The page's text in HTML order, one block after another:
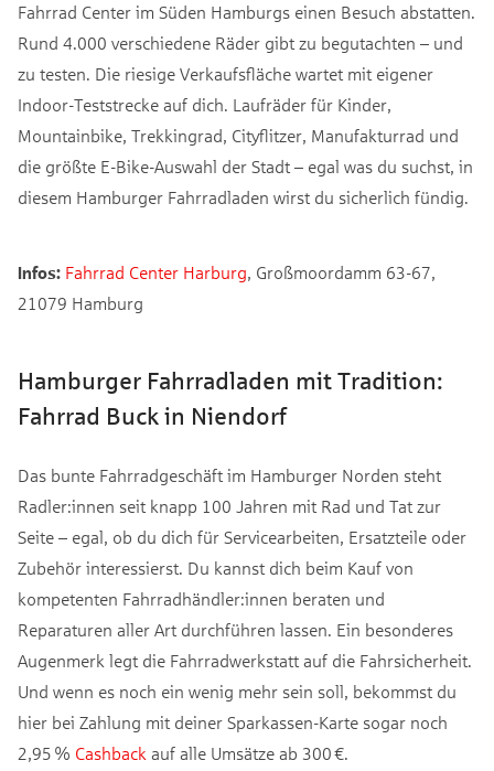
Fahrrad Center im Süden Hamburgs einen Besuch abstatten.
Rund 4.000 verschiedene Räder gibt zu begutachten – und
zu testen. Die riesige Verkaufsfläche wartet mit eigener
Indoor-Teststrecke auf dich. Laufräder für Kinder,
Mountainbike, Trekkingrad, Cityflitzer, Manufakturrad und
die größte E-Bike-Auswahl der Stadt – egal was du suchst, in
diesem Hamburger Fahrradladen wirst du sicherlich fündig.
Infos: Fahrrad Center Harburg, Großmoordamm 63-67,
21079 Hamburg
Hamburger Fahrradladen mit Tradition:
Fahrrad Buck in Niendorf
Das bunte Fahrradgeschäft im Hamburger Norden steht
Radler:innen seit knapp 100 Jahren mit Rad und Tat zur
Seite – egal, ob du dich für Servicearbeiten, Ersatzteile oder
Zubehör interessierst. Du kannst dich beim Kauf von
kompetenten Fahrradhändler:innen beraten und
Reparaturen aller Art durchführen lassen. Ein besonderes
Augenmerk legt die Fahrradwerkstatt auf die Fahrsicherheit.
Und wenn es noch ein wenig mehr sein soll, bekommst du
hier bei Zahlung mit deiner Sparkassen-Karte sogar noch
2,95 % Cashback auf alle Umsätze ab 300 €.